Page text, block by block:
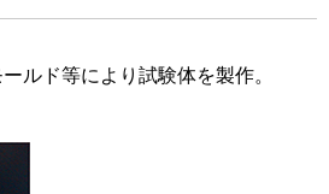
ルド等により試験体を製作。